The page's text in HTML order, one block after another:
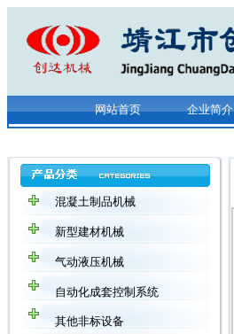
网站首页 企业简介
混凝土制品机械
新型建材机械
气动液压机械
自动化成套控制系统
其他非标设备